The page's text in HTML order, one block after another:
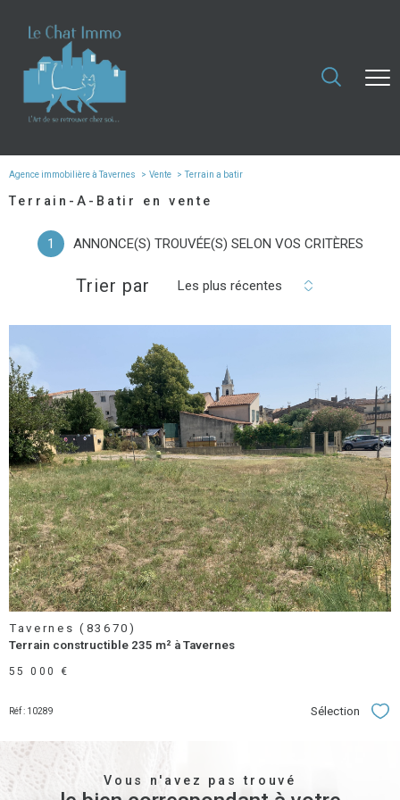
Agence immobilière à Tavernes Vente Terrain a batir
Terrain-A-Batir en vente
1 ANNONCE(S) TROUVÉE(S) SELON VOS CRITÈRES
Trier par Les plus récentes
voir le
bien
Tavernes (83670)
Terrain constructible 235 m² à Tavernes
55 000 €
Réf : 10289 Sélection
Vous n'avez pas trouvé